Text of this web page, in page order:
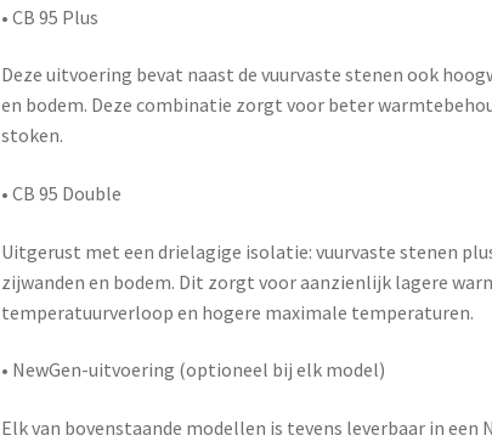
•CB 95 Plus
Deze uitvoering bevat naast de vuurvaste stenen ook
en bodem. Deze combinatie zorgt voor beter
stoken.
•CB 95 Double
Uitgerust met eendrielagige isolatie: vuurvaste stenen
zijwanden en bodem. Dit zorgt voor aanzienlijk lagere
temperatuurverloop en hogere maximale temperaturen.
• NewGen-uitvoering (optioneel bij elk model)
Elk van bovenstaande modellen is tevens leverbaar in een